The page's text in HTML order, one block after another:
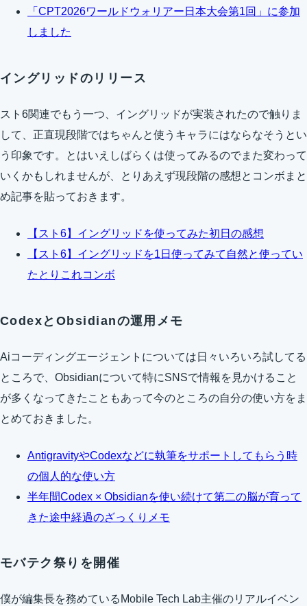
「CPT2026ワールドウォリアー日本大会第1回」に参加
しました
イングリッドのリリース
スト6関連でもう一つ、イングリッドが実装されたので触りま
して、正直現段階ではちゃんと使うキャラにはならなそうとい
う印象です。とはいえしばらくは使ってみるのでまた変わって
いくかもしれませんが、とりあえず現段階の感想とコンボまと
め記事を貼っておきます。
【スト6】イングリッドを使ってみた初日の感想
【スト6】イングリッドを1日使ってみて自然と使ってい
たとりこれコンボ
CodexとObsidianの運用メモ
Aiコーディングエージェントについては日々いろいろ試してる
ところで、Obsidianについて特にSNSで情報を見かけること
が多くなってきたこともあって今のところの自分の使い方をま
とめておきました。
AntigravityやCodexなどに執筆をサポートしてもらう時
の個人的な使い方
半年間Codex × Obsidianを使い続けて第二の脳が育って
きた途中経過のざっくりメモ
モバテク祭りを開催
僕が編集長を務めているMobile Tech Lab主催のリアルイベン